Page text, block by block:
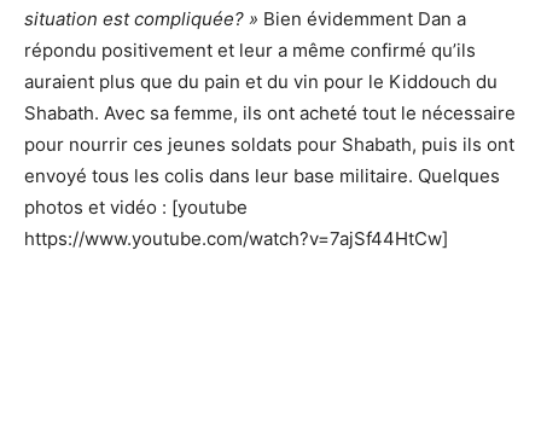
situation est compliquée? » Bien évidemment Dan a
répondu positivement et leur a même confirmé qu’ils
auraient plus que du pain et du vin pour le Kiddouch du
Shabath. Avec sa femme, ils ont acheté tout le nécessaire
pour nourrir ces jeunes soldats pour Shabath, puis ils ont
envoyé tous les colis dans leur base militaire. Quelques
photos et vidéo : [youtube
https://www.youtube.com/watch?v=7ajSf44HtCw]